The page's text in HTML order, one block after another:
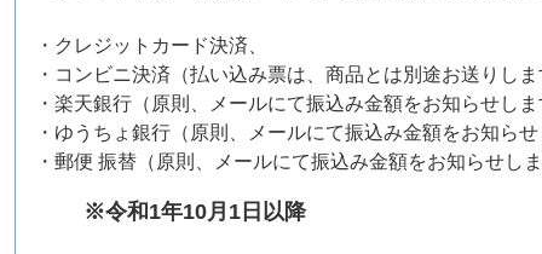
・クレジットカード決済、
・コンビニ決済（払い込み票は、商品とは別途お送りし
・楽天銀行（原則、メールにて振込み金額をお知らせし
・ゆうちょ銀行（原則、メールにて振込み金額をお知ら
・郵便 振替（原則、メールにて振込み金額をお知らせし
※令和1年10月1日以降